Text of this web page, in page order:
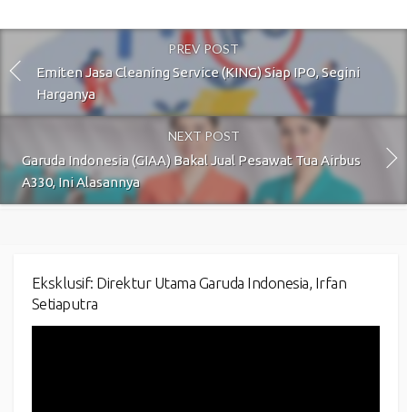
PREV POST
Emiten Jasa Cleaning Service (KING) Siap IPO, Segini
Harganya
NEXT POST
Garuda Indonesia (GIAA) Bakal Jual Pesawat Tua Airbus
A330, Ini Alasannya
Eksklusif: Direktur Utama Garuda Indonesia, Irfan
Setiaputra